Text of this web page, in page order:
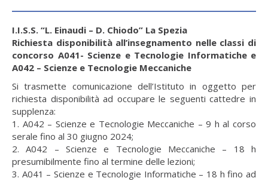
I.I.S.S. “L. Einaudi – D. Chiodo” La Spezia
Richiesta disponibilità all’insegnamento nelle classi di
concorso A041- Scienze e Tecnologie Informatiche e
A042 – Scienze e Tecnologie Meccaniche
Si trasmette comunicazione dell’Istituto in oggetto per
richiesta disponibilità ad occupare le seguenti cattedre in
supplenza:
1. A042 – Scienze e Tecnologie Meccaniche – 9 h al corso
serale fino al 30 giugno 2024;
2. A042 – Scienze e Tecnologie Meccaniche – 18 h
presumibilmente fino al termine delle lezioni;
3. A041 – Scienze e Tecnologie Informatiche – 18 h fino ad